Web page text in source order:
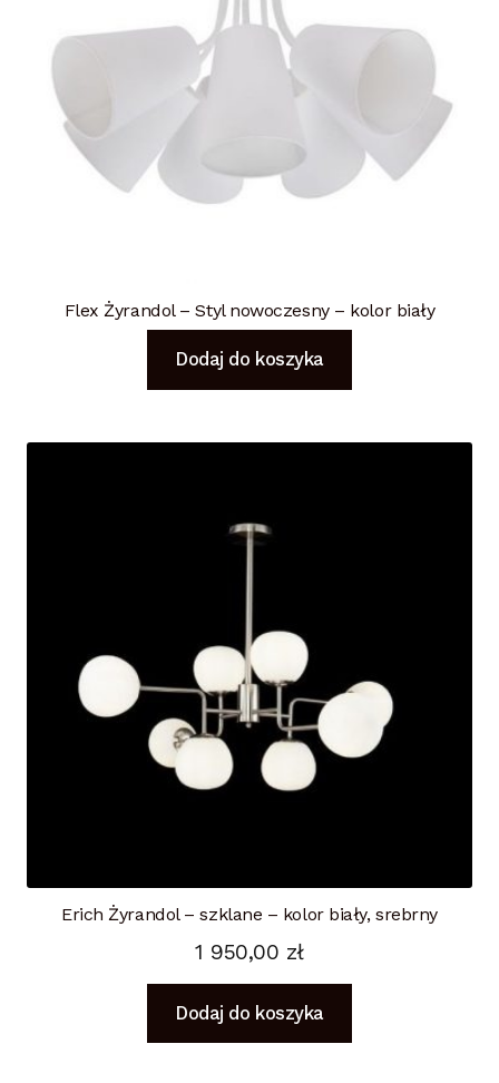
Flex Żyrandol – Styl nowoczesny – kolor biały
Dodaj do koszyka
Erich Żyrandol – szklane – kolor biały, srebrny
1 950,00 zł
Dodaj do koszyka